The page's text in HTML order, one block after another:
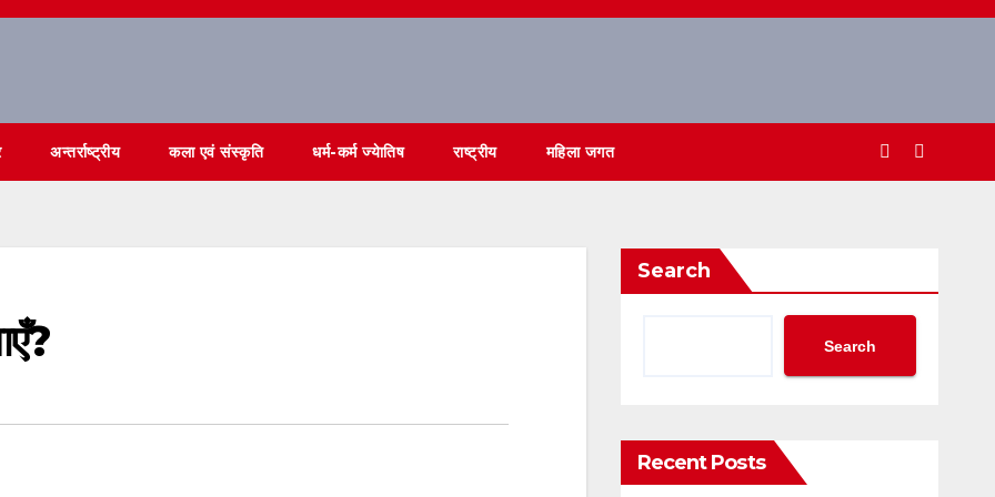
अन्तर्राष्ट्रीय कला एवं संस्कृति धर्म-कर्म ज्येातिष राष्ट्रीय महिला जगत
Search
Search
Recent Posts